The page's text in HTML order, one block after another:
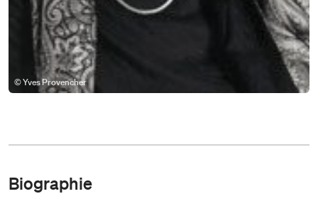
© Yves Provencher
Biographie